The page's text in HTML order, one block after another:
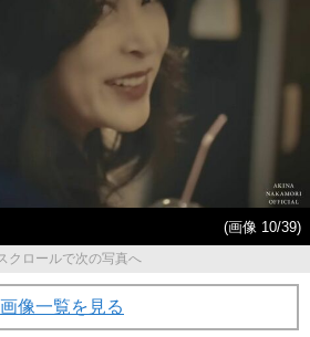
(画像 10/39)
クロールで次の写真へ
画像一覧を見る